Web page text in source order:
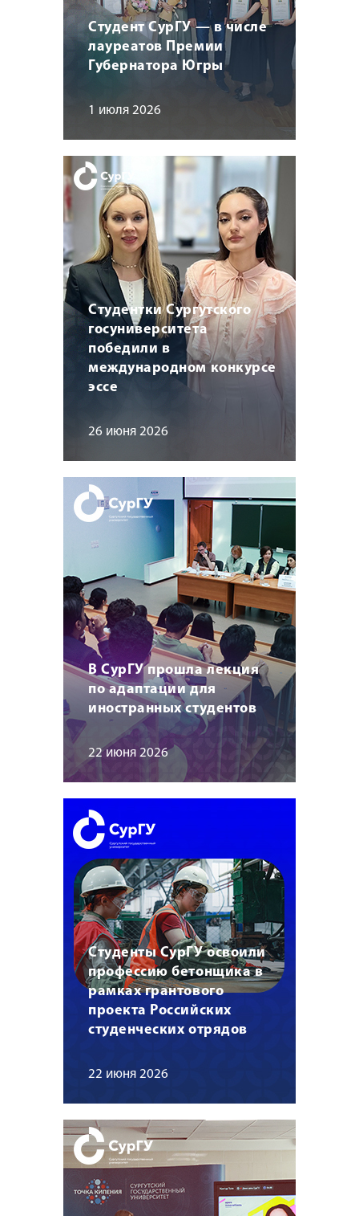
Студент СурГУ — в числе
лауреатов Премии
Губернатора Югры
1 июля 2026
Студентки Сургутского
госуниверситета
победили в
международном конкурсе
эссе
26 июня 2026
В СурГУ прошла лекция
по адаптации для
иностранных студентов
22 июня 2026
Студенты СурГУ освоили
профессию бетонщика в
рамках грантового
проекта Российских
студенческих отрядов
22 июня 2026